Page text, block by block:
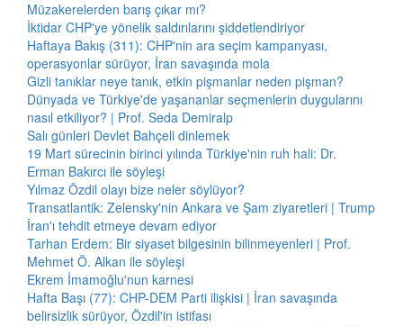
Müzakerelerden barış çıkar mı?
İktidar CHP'ye yönelik saldırılarını şiddetlendiriyor
Haftaya Bakış (311): CHP'nin ara seçim kampanyası,
operasyonlar sürüyor, İran savaşında mola
Gizli tanıklar neye tanık, etkin pişmanlar neden pişman?
Dünyada ve Türkiye'de yaşananlar seçmenlerin duygularını
nasıl etkiliyor? | Prof. Seda Demiralp
Salı günleri Devlet Bahçeli dinlemek
19 Mart sürecinin birinci yılında Türkiye'nin ruh hali: Dr.
Erman Bakırcı ile söyleşi
Yılmaz Özdil olayı bize neler söylüyor?
Transatlantik: Zelensky'nin Ankara ve Şam ziyaretleri | Trump
İran'ı tehdit etmeye devam ediyor
Tarhan Erdem: Bir siyaset bilgesinin bilinmeyenleri | Prof.
Mehmet Ö. Alkan ile söyleşi
Ekrem İmamoğlu'nun karnesi
Hafta Başı (77): CHP-DEM Parti ilişkisi | İran savaşında
belirsizlik sürüyor, Özdil'in istifası